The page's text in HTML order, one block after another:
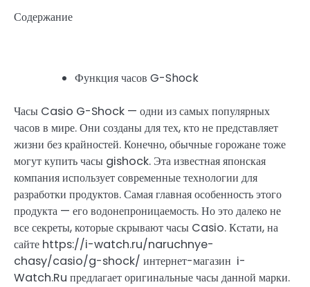
Содержание
Функция часов G-Shock
Часы Casio G-Shock — одни из самых популярных
часов в мире. Они созданы для тех, кто не представляет
жизни без крайностей. Конечно, обычные горожане тоже
могут купить часы gishock. Эта известная японская
компания использует современные технологии для
разработки продуктов. Самая главная особенность этого
продукта — его водонепроницаемость. Но это далеко не
все секреты, которые скрывают часы Casio. Кстати, на
сайте https://i-watch.ru/naruchnye-
chasy/casio/g-shock/ интернет-магазин i-
Watch.Ru предлагает оригинальные часы данной марки.